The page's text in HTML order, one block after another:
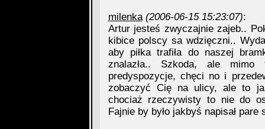
milenka (2006-06-15 15:23:07):
Artur jesteś zwyczajnie zajeb..
kibice polscy sa wdzięczni..
aby piłka trafiła do naszej
znalazła.. Szkoda, ale mimo
predyspozycje, chęci no i
zobaczyć Cię na ulicy, ale to
chociaż rzeczywisty to nie do
Fajnie by było jakbyś napisał pare